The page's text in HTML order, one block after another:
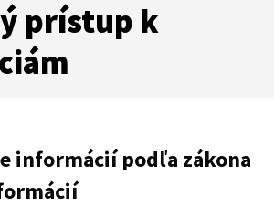
prístup k
informácií podľa zákona